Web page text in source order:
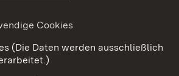
Cookies
(Die Daten werden ausschließlich